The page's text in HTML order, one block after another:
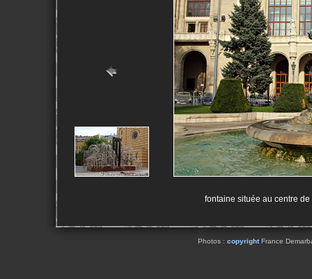
fontaine située au centre
Photos : copyrightFrance